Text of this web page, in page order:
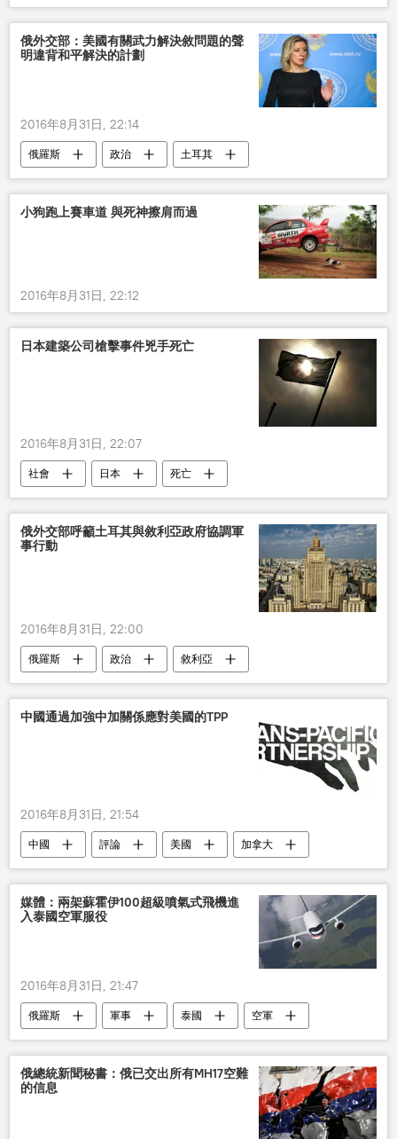
俄外交部：美國有關武力解決敘問題的聲
明違背和平解決的計劃
2016年8月31日, 22:14
俄羅斯 政治
土耳其
敘利亞
小狗跑上賽車道 與死神擦肩而過
2016年8月31日, 22:12
日本建築公司槍擊事件兇手死亡
2016年8月31日, 22:07
社會 日本 死亡
俄外交部呼籲土耳其與敘利亞政府協調軍
事行動
2016年8月31日, 22:00
俄羅斯 政治
敘利亞
土耳其
俄外交部 軍事行動
中國通過加強中加關係應對美國的TPP
2016年8月31日, 21:54
中國 評論 美國
加拿大
跨太平洋夥伴關係協定
媒體：兩架蘇霍伊100超級噴氣式飛機進
入泰國空軍服役
2016年8月31日, 21:47
俄羅斯 軍事 泰國
空軍
蘇霍伊超級噴氣機-100
俄總統新聞秘書：俄已交出所有MH17空難
的信息